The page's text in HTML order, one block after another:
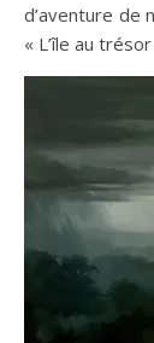
d’aventure de
« L’île au